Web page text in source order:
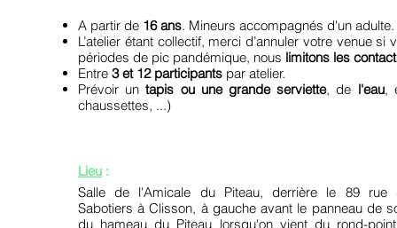
A partir de 16 ans. Mineurs accompagnés d'un adulte.
L’atelier étant collectif, merci d’annuler votre venue
périodes de pic pandémique, nous limitons les
Entre 3 et 12 participants par atelier.
Prévoir untapis ou une grande serviette, de l'eau,
chaussettes, ...)
Lieu :
Salle de l'Amicale du Piteau, derrière le 89 rue
Sabotiers à Clisson, à gauche avant le panneau de
du hameau du Piteau lorsqu'on vient du rond-